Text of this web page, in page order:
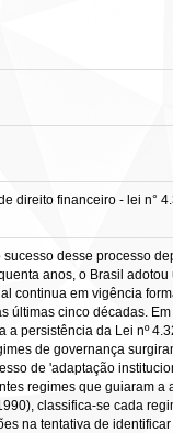
direito financeiro - lei n°
desse processo
anos, o Brasil
continua em vigência
últimas cinco décadas.
persistência da Lei nº
de governança
de 'adaptação
regimes que guiaram
classifica-se cada
na tentativa de